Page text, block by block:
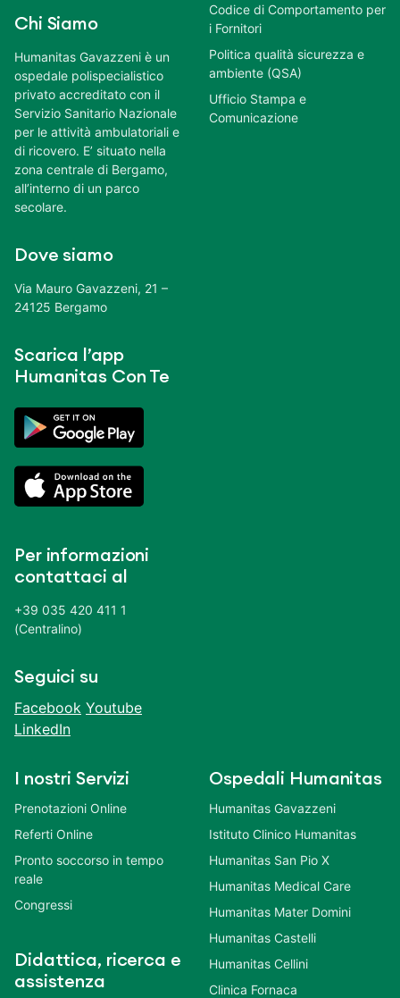
Chi Siamo
Humanitas Gavazzeni è un
ospedale polispecialistico
privato accreditato con il
Servizio Sanitario Nazionale
per le attività ambulatoriali e
di ricovero. E’ situato nella
zona centrale di Bergamo,
all’interno di un parco
secolare.
Dove siamo
Via Mauro Gavazzeni, 21 –
24125 Bergamo
Scarica l’app
Humanitas Con Te
Per informazioni
contattaci al
+39 035 420 411 1
(Centralino)
Seguici su
Facebook Youtube
LinkedIn
Codice di Comportamento per
i Fornitori
Politica qualità sicurezza e
ambiente (QSA)
Ufficio Stampa e
Comunicazione
I nostri Servizi
Prenotazioni Online
Referti Online
Pronto soccorso in tempo
reale
Congressi
Didattica, ricerca e
assistenza
Ospedali Humanitas
Humanitas Gavazzeni
Istituto Clinico Humanitas
Humanitas San Pio X
Humanitas Medical Care
Humanitas Mater Domini
Humanitas Castelli
Humanitas Cellini
Clinica Fornaca